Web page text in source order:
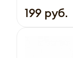
199 руб.